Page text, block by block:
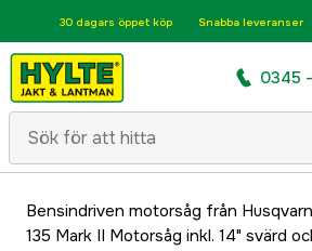
30 dagars öppet köp Snabba leveranser
0345
Bensindriven motorsåg från
135 Mark II Motorsåg inkl. 14" svärd